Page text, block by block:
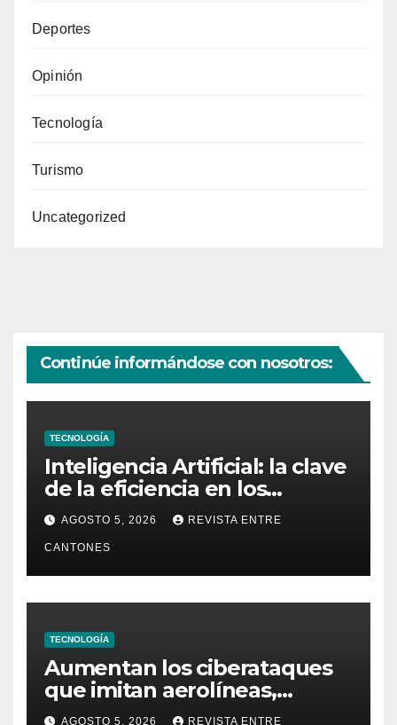
Deportes
Opinión
Tecnología
Turismo
Uncategorized
Continúe informándose con nosotros:
TECNOLOGÍA
Inteligencia Artificial: la clave
de la eficiencia en los
Centros de Operaciones de
Seguridad
AGOSTO 5, 2026 REVISTA ENTRE
CANTONES
TECNOLOGÍA
Aumentan los ciberataques
que imitan aerolíneas,
hoteles y plataformas de
AGOSTO 5, 2026 REVISTA ENTRE